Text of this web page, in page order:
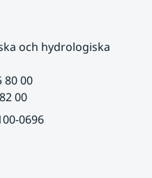
och hydrologiska
80 00
00
0696